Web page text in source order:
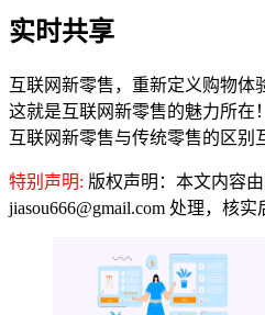
实时共享
互联网新零售，重新定义购物体
这就是互联网新零售的魅力所在
互联网新零售与传统零售的区别
特别声明: 版权声明：本文内容
jiasou666@gmail.com 处理，核